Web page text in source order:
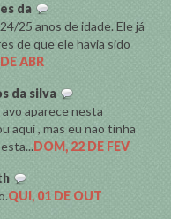
da
25 anos de idade. Ele já
de que ele havia sido
ABR
da silva
aparece nesta
aqui , mas eu nao tinha
DOM, 22 DE FEV
QUI, 01 DE OUT